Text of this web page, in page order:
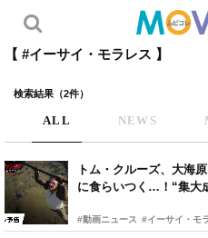
【 #イーサイ・モラレス 】
検索結果（2件）
ALL NEWS
トム・クルーズ、大海
に食らいつく…！“集大
#動画ニュース #イーサイ・モ